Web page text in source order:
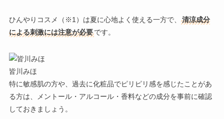
ひんやりコスメ（※1）は夏に心地よく使える一方で、
清涼成分
による刺激には注意が必要です。
皆川みほ
特に敏感肌の方や、過去に化粧品でピリピリ感を感じたことがあ
る方は、メントール・アルコール・香料などの成分を事前に確認
しておきましょう。